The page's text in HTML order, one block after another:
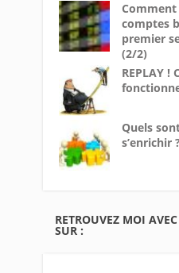
comptes
premier
(2/2)
REPLAY !
Quels
s’enrichir
RETROUVEZ MOI
SUR :